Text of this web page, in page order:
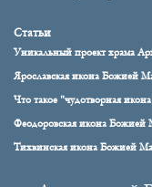
Статьи
Уникальный проект храма
Ярославская икона Божией
Что такое "чудотворная
Феодоровская икона Божией
Тихвинская икона Божией